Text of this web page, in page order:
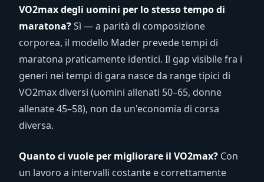
VO2max degli uomini per lo stesso tempo di
maratona?Sì — a parità di composizione
corporea, il modello Mader prevede tempi di
maratona praticamente identici. Il gap visibile fra i
generi nei tempi di gara nasce da range tipici di
VO2max diversi (uomini allenati 50–65, donne
allenate 45–58), non da un'economia di corsa
diversa.
Quanto ci vuole per migliorare il VO2max? Con
un lavoro a intervalli costante e correttamente